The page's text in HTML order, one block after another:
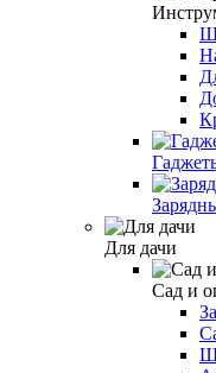
Для дачи
Сад и